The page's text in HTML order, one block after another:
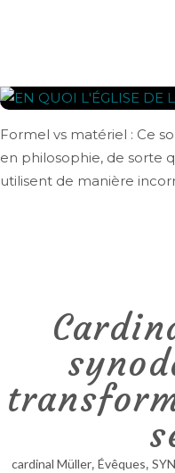
Formel vs matériel : Ce
en philosophie, de sorte
utilisent de manière
cardinal Müller, Évêques,